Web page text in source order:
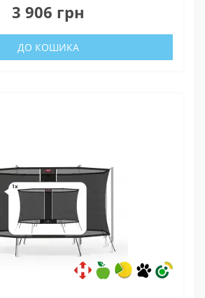
3 906 грн
ДО КОШИКА